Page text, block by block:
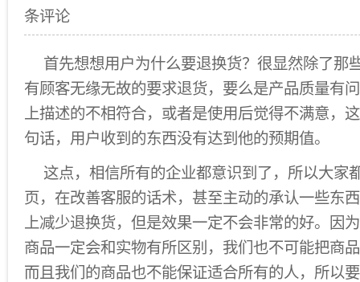
条评论
首先想想用户为什么要退换货？很显然除了那
有顾客无缘无故的要求退货，要么是产品质量有
上描述的不相符合，或者是使用后觉得不满意，
句话，用户收到的东西没有达到他的预期值。
这点，相信所有的企业都意识到了，所以大家
页，在改善客服的话术，甚至主动的承认一些东
上减少退换货，但是效果一定不会非常的好。因
商品一定会和实物有所区别，我们也不可能把商
而且我们的商品也不能保证适合所有的人，所以